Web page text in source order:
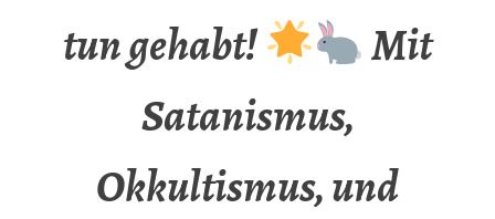
tun gehabt!
Mit
Satanismus,
Okkultismus, und